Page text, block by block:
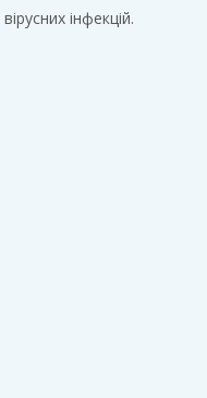
інфекцій.